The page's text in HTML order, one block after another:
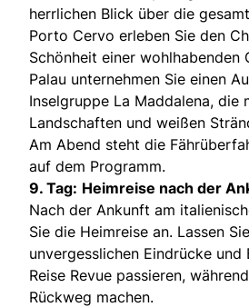
herrlichen Blick über die
Porto Cervo erleben Sie den
Schönheit einer wohlhabenden
Palau unternehmen Sie einen
Inselgruppe La Maddalena, die
Landschaften und weißen
Am Abend steht die
auf dem Programm.
9. Tag: Heimreise nach der
Nach der Ankunft am
Sie die Heimreise an. Lassen
unvergesslichen Eindrücke und
Reise Revue passieren,
Rückweg machen.